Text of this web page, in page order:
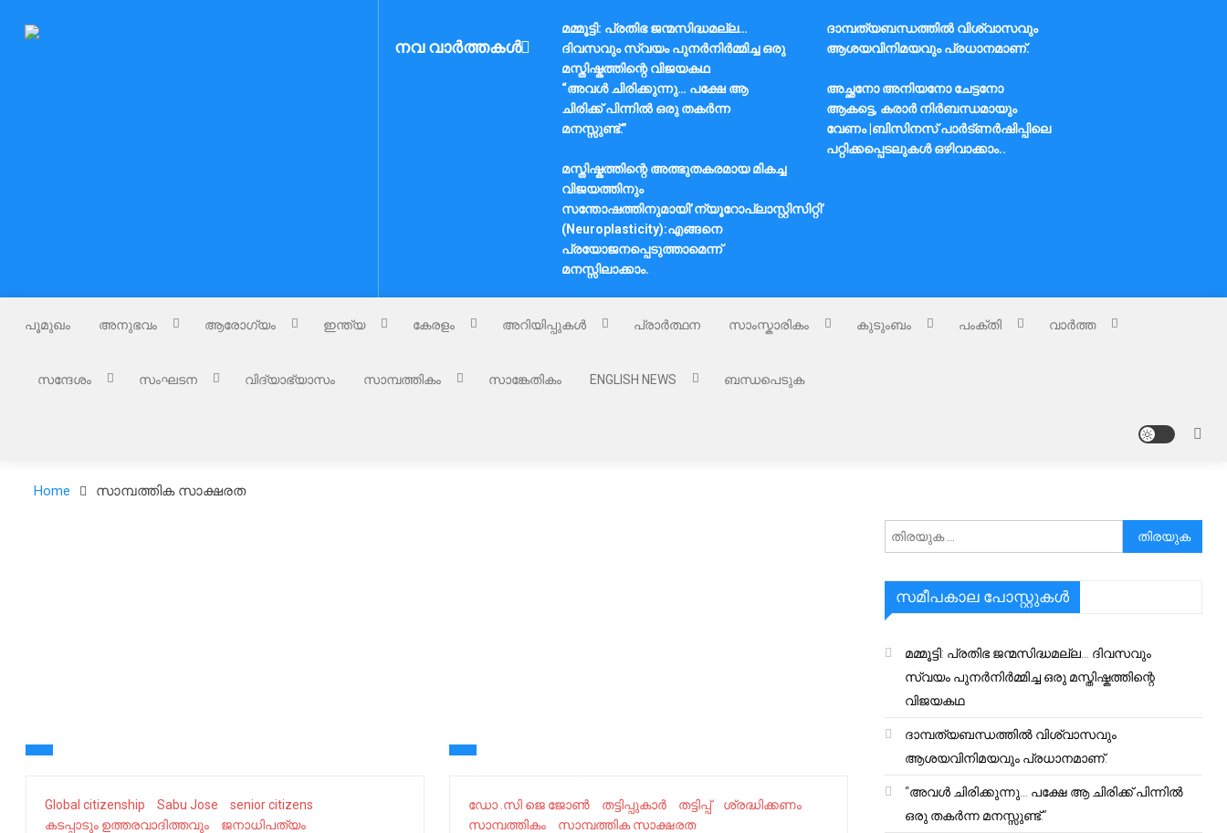
Nammude Naadu നവ വാർത്തകൾ
മമ്മൂട്ടി: പ്രതിഭ ജന്മസിദ്ധമല്ല…
ദിവസവും സ്വയം പുനർനിർമ്മിച്ച ഒരു
മസ്തിഷ്കത്തിന്റെ വിജയകഥ
ദാമ്പത്യബന്ധത്തിൽ വിശ്വാസവും
ആശയവിനിമയവും പ്രധാനമാണ്.
“അവൾ ചിരിക്കുന്നു… പക്ഷേ ആ
ചിരിക്ക് പിന്നിൽ ഒരു തകർന്ന
മനസ്സുണ്ട്.”
അച്ഛനോ അനിയനോ ചേട്ടനോ
ആകട്ടെ, കരാർ നിർബന്ധമായും
വേണം |ബിസിനസ് പാർട്ണർഷിപ്പിലെ
പറ്റിക്കപ്പെടലുകൾ ഒഴിവാക്കാം..
മസ്തിഷ്കത്തിന്റെ അത്ഭുതകരമായ മികച്ച
വിജയത്തിനും
സന്തോഷത്തിനുമായി’ന്യൂറോപ്ലാസ്റ്റിസിറ്റി’
(Neuroplasticity):എങ്ങനെ
പ്രയോജനപ്പെടുത്താമെന്ന്
മനസ്സിലാക്കാം.
പൂമുഖം അനുഭവം ആരോഗ്യം ഇന്ത്യ കേരളം അറിയിപ്പുകൾ പ്രാർത്ഥന സാംസ്കാരികം കുടുംബം പംക്തി വാർത്ത
സന്ദേശം സംഘടന വിദ്യാഭ്യാസം സാമ്പത്തികം സാങ്കേതികം ENGLISH NEWS ബന്ധപെടുക
Home സാമ്പത്തിക സാക്ഷരത
Global citizenship Sabu Jose
senior citizens
കടപ്പാടും ഉത്തരവാദിത്തവും
ജനാധിപത്യം
ഡോ .സി ജെ ജോൺ തട്ടിപ്പുകാർ തട്ടിപ്പ്
ശ്രദ്ധിക്കണം
സാമ്പത്തികം
സാമ്പത്തിക സാക്ഷരത
അനേഷിക്കുക
സമീപകാല പോസ്റ്റുകൾ
മമ്മൂട്ടി: പ്രതിഭ ജന്മസിദ്ധമല്ല… ദിവസവും
സ്വയം പുനർനിർമ്മിച്ച ഒരു മസ്തിഷ്കത്തിന്റെ
വിജയകഥ
ദാമ്പത്യബന്ധത്തിൽ വിശ്വാസവും
ആശയവിനിമയവും പ്രധാനമാണ്.
“അവൾ ചിരിക്കുന്നു… പക്ഷേ ആ ചിരിക്ക് പിന്നിൽ
ഒരു തകർന്ന മനസ്സുണ്ട്.”